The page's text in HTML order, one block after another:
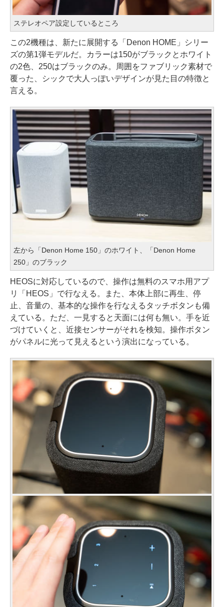
ステレオペア設定しているところ
この2機種は、新たに展開する「Denon HOME」シリー
ズの第1弾モデルだ。カラーは150がブラックとホワイト
の2色、250はブラックのみ。周囲をファブリック素材で
覆った、シックで大人っぽいデザインが見た目の特徴と
言える。
左から「Denon Home 150」のホワイト、「Denon Home
250」のブラック
HEOSに対応しているので、操作は無料のスマホ用アプ
リ「HEOS」で行なえる。また、本体上部に再生、停
止、音量の、基本的な操作を行なえるタッチボタンも備
えている。ただ、一見すると天面には何も無い。手を近
づけていくと、近接センサーがそれを検知。操作ボタン
がパネルに光って見えるという演出になっている。